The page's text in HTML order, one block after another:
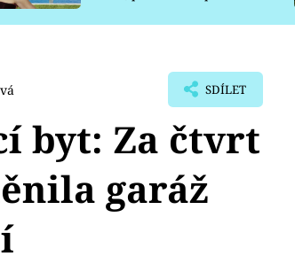
SDÍLET
byt: Za čtvrt
garáž